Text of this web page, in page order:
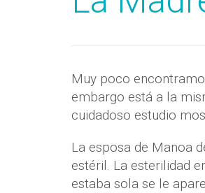
Muy poco
embargo está a la
cuidadoso estudio
La esposa de Manoa
estéril. La esterilidad
estaba sola se le